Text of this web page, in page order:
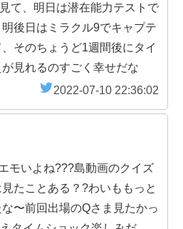
て、明日は潜在能力テストで
後日はミラクル9でキャプテ
そのちょうど1週間後にタイ
見れるのすごく幸せだな
2022-07-10 22:36:02
モいよね???島動画のクイズ
たことある？?わいももっと
〜前回出場のQさま見たかっ